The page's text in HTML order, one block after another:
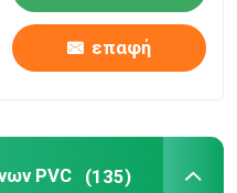
επαφή
PVC (135)